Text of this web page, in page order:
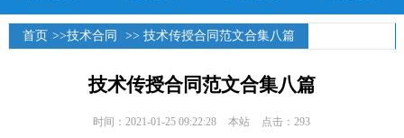
首页 >>技术合同 >> 技术传授合同范文合集八篇
技术传授合同范文合集八篇
时间：2021-01-25 09:22:28 本站 点击：293